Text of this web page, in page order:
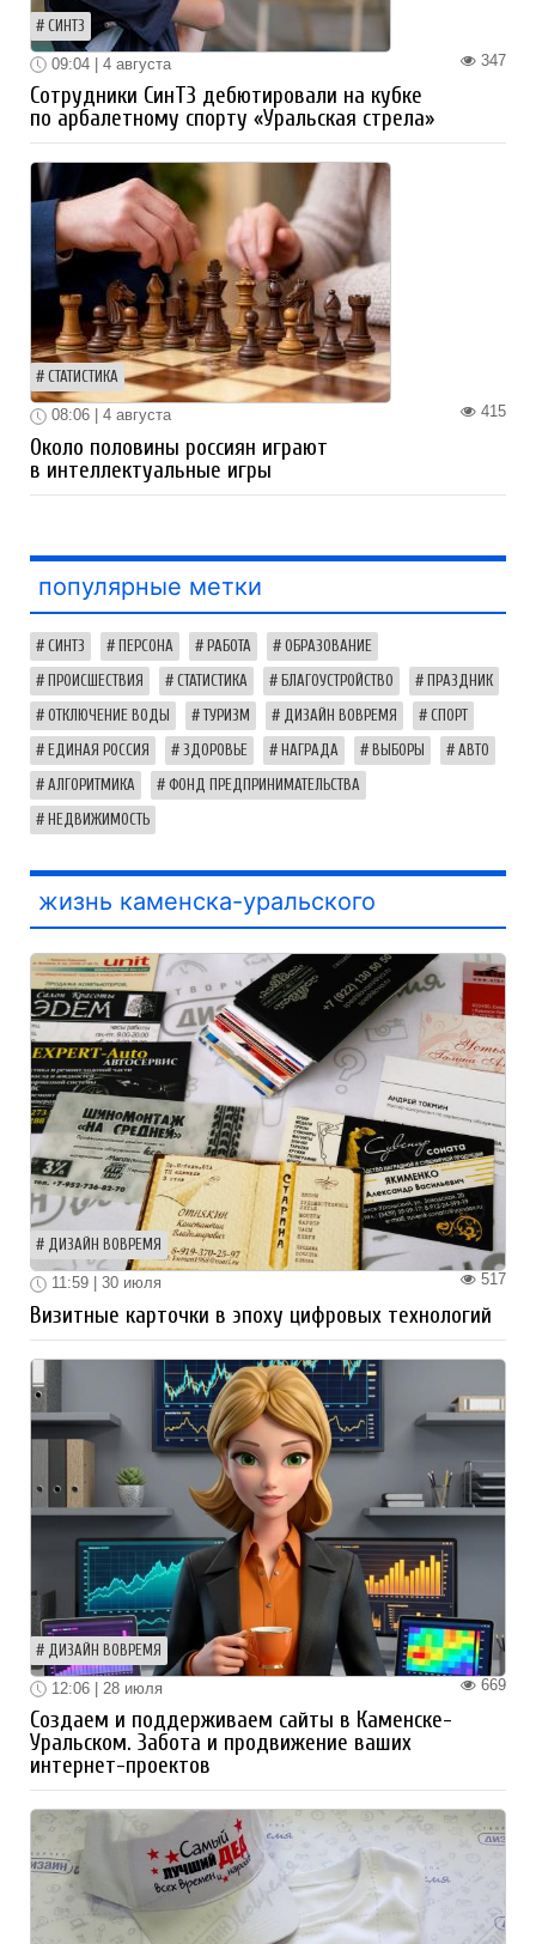
СИНТЗ
347
09:04 | 4 августа
Сотрудники СинТЗ дебютировали на кубке
по арбалетному спорту «Уральская стрела»
СТАТИСТИКА
415
08:06 | 4 августа
Около половины россиян играют
в интеллектуальные игры
популярные метки
СИНТЗ ПЕРСОНА РАБОТА ОБРАЗОВАНИЕ
ПРОИСШЕСТВИЯ СТАТИСТИКА БЛАГОУСТРОЙСТВО ПРАЗДНИК
ОТКЛЮЧЕНИЕ ВОДЫ ТУРИЗМ ДИЗАЙН ВОВРЕМЯ СПОРТ
ЕДИНАЯ РОССИЯ ЗДОРОВЬЕ НАГРАДА ВЫБОРЫ АВТО
АЛГОРИТМИКА ФОНД ПРЕДПРИНИМАТЕЛЬСТВА
НЕДВИЖИМОСТЬ
жизнь каменска-уральского
ДИЗАЙН ВОВРЕМЯ
517
11:59 | 30 июля
Визитные карточки в эпоху цифровых технологий
ДИЗАЙН ВОВРЕМЯ
669
12:06 | 28 июля
Создаем и поддерживаем сайты в Каменске-
Уральском. Забота и продвижение ваших
интернет-проектов